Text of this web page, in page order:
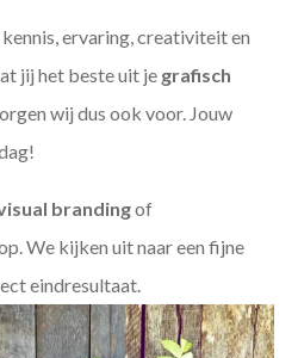
ervaring, creativiteit en
jij het beste uit je grafisch
wij dus ook voor. Jouw
brandingof
We kijken uit naar een fijne
eindresultaat.